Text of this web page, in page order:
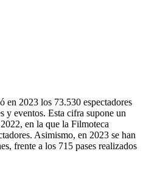
en 2023 los 73.530 espectadores
y eventos. Esta cifra supone un
en la que la Filmoteca
Asimismo, en 2023 se han
frente a los 715 pases realizados